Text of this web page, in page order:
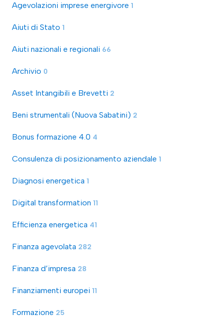
Agevolazioni imprese energivore 1
Aiuti di Stato 1
Aiuti nazionali e regionali 66
Archivio 0
Asset Intangibili e Brevetti 2
Beni strumentali (Nuova Sabatini) 2
Bonus formazione 4.0 4
Consulenza di posizionamento aziendale 1
Diagnosi energetica 1
Digital transformation 11
Efficienza energetica 41
Finanza agevolata 282
Finanza d’impresa 28
Finanziamenti europei 11
Formazione 25